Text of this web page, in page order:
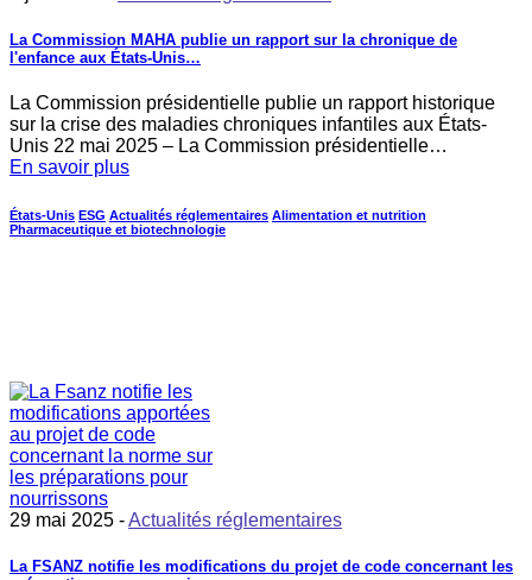
La Commission MAHA publie un rapport sur la chronique de
l'enfance aux États-Unis…
La Commission présidentielle publie un rapport historique
sur la crise des maladies chroniques infantiles aux États-
Unis 22 mai 2025 – La Commission présidentielle…
En savoir plus
États-Unis ESG Actualités réglementaires Alimentation et nutrition
Pharmaceutique et biotechnologie
29 mai 2025 -Actualités réglementaires
La FSANZ notifie les modifications du projet de code concernant les